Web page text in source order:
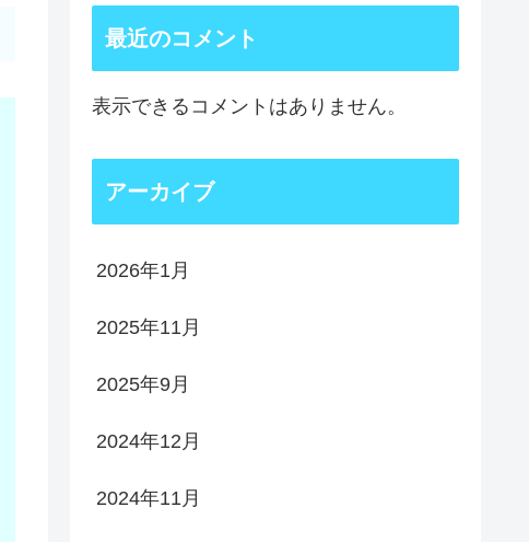
最近のコメント
表示できるコメントはありません。
アーカイブ
2026年1月
2025年11月
2025年9月
2024年12月
2024年11月